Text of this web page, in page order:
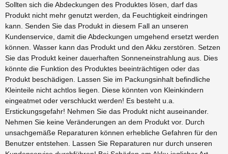
Sollten sich die Abdeckungen des Produktes lösen, darf das
Produkt nicht mehr genutzt werden, da Feuchtigkeit eindringen
kann. Senden Sie das Produkt in diesem Fall an unseren
Kundenservice, damit die Abdeckungen umgehend ersetzt werden
können. Wasser kann das Produkt und den Akku zerstören. Setzen
Sie das Produkt keiner dauerhaften Sonneneinstrahlung aus. Dies
könnte die Funktion des Produktes beeinträchtigen oder das
Produkt beschädigen. Lassen Sie im Packungsinhalt befindliche
Kleinteile nicht achtlos liegen. Diese könnten von Kleinkindern
eingeatmet oder verschluckt werden! Es besteht u.a.
Erstickungsgefahr! Nehmen Sie das Produkt nicht auseinander.
Nehmen Sie keine Veränderungen an dem Produkt vor. Durch
unsachgemäße Reparaturen können erhebliche Gefahren für den
Benutzer entstehen. Lassen Sie Reparaturen nur durch unseren